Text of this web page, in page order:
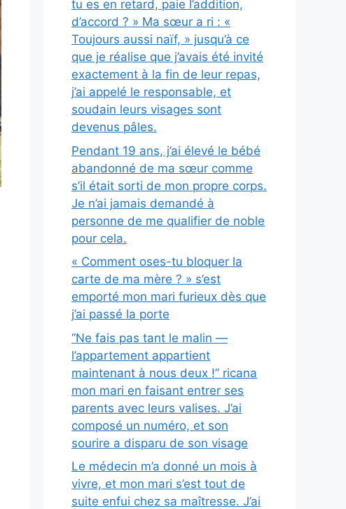
tu es en retard, paie l’addition,
d’accord ? » Ma sœur a ri : «
Toujours aussi naïf, » jusqu’à ce
que je réalise que j’avais été invité
exactement à la fin de leur repas,
j’ai appelé le responsable, et
soudain leurs visages sont
devenus pâles.
Pendant 19 ans, j’ai élevé le bébé
abandonné de ma sœur comme
s’il était sorti de mon propre corps.
Je n’ai jamais demandé à
personne de me qualifier de noble
pour cela.
« Comment oses-tu bloquer la
carte de ma mère ? » s’est
emporté mon mari furieux dès que
j’ai passé la porte
“Ne fais pas tant le malin —
l’appartement appartient
maintenant à nous deux !” ricana
mon mari en faisant entrer ses
parents avec leurs valises. J’ai
composé un numéro, et son
sourire a disparu de son visage
Le médecin m’a donné un mois à
vivre, et mon mari s’est tout de
suite enfui chez sa maîtresse. J’ai